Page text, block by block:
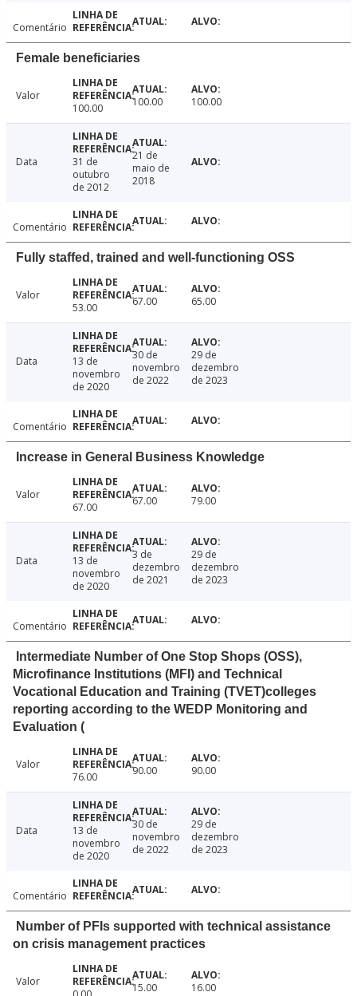
Comentário
Female beneficiaries
Valor
100.00
100.00 100.00
Data
31 de
outubro
de 2012
21 de
maio de
2018
Comentário
Fully staffed, trained and well-functioning OSS
Valor
53.00
67.00 65.00
Data
13 de
novembro
de 2020
30 de
novembro
de 2022
29 de
dezembro
de 2023
Comentário
Increase in General Business Knowledge
Valor
67.00
67.00 79.00
Data
13 de
novembro
de 2020
3 de
dezembro
de 2021
29 de
dezembro
de 2023
Comentário
Intermediate Number of One Stop Shops (OSS),
Microfinance Institutions (MFI) and Technical
Vocational Education and Training (TVET)colleges
reporting according to the WEDP Monitoring and
Evaluation (
Valor
76.00
90.00 90.00
Data
13 de
novembro
de 2020
30 de
novembro
de 2022
29 de
dezembro
de 2023
Comentário
Number of PFIs supported with technical assistance
on crisis management practices
Valor
15.00 16.00